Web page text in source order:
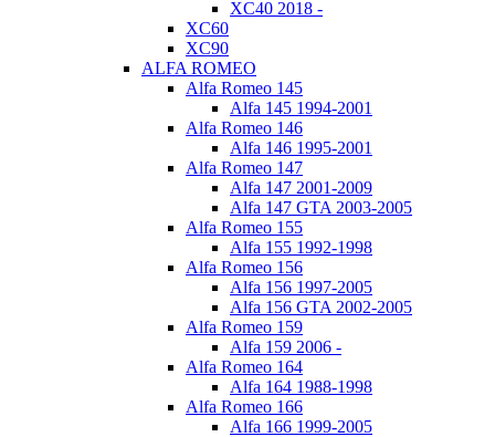
XC40 2018 -
XC60
XC90
ALFA ROMEO
Alfa Romeo 145
Alfa 145 1994-2001
Alfa Romeo 146
Alfa 146 1995-2001
Alfa Romeo 147
Alfa 147 2001-2009
Alfa 147 GTA 2003-2005
Alfa Romeo 155
Alfa 155 1992-1998
Alfa Romeo 156
Alfa 156 1997-2005
Alfa 156 GTA 2002-2005
Alfa Romeo 159
Alfa 159 2006 -
Alfa Romeo 164
Alfa 164 1988-1998
Alfa Romeo 166
Alfa 166 1999-2005